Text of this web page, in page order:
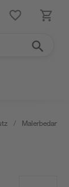
/ Malerbedarf